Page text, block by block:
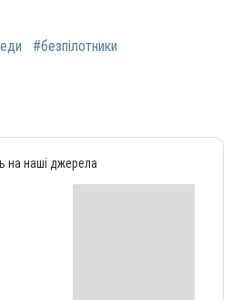
#безпілотники
на наші джерела